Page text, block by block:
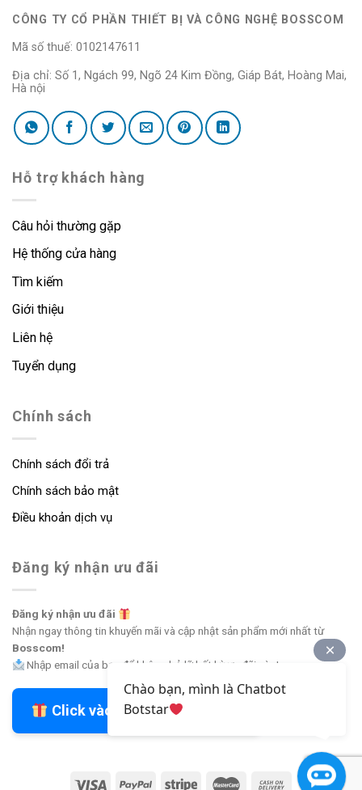
CÔNG TY CỔ PHẦN THIẾT BỊ VÀ CÔNG NGHỆ BOSSCOM
Mã số thuế: 0102147611
Địa chỉ: Số 1, Ngách 99, Ngõ 24 Kim Đồng, Giáp Bát, Hoàng Mai,
Hà nội
Hỗ trợ khách hàng
Câu hỏi thường gặp
Hệ thống cửa hàng
Tìm kiếm
Giới thiệu
Liên hệ
Tuyển dụng
Chính sách
Chính sách đổi trả
Chính sách bảo mật
Điều khoản dịch vụ
Đăng ký nhận ưu đãi
Đăng ký nhận ưu đãi
Nhận ngay thông tin khuyến mãi và cập nhật sản phẩm mới nhất từ
Bosscom!
Nhập email của bạn để không bỏ lỡ bất kỳ ưu đãi nào!
Click vào đây để nhận ưu đãi
Chào bạn, mình là Chatbot
Botstar